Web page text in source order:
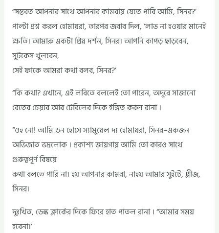
“সম্ভবত আপনার সাথে আপনার কামরায় যেতে পারি আমি, সিনর?’
পাল্টা প্রশ্ন করল হোমায়রা, তারপর জবাব দিল, ‘লাভ না হওয়ার মানেই
ক্ষতি। আমারু একটা প্রিয় দর্শন, সিনর। আপনি কাপড় ছাড়বেন,
সুটকেস খুলবেন,
সেই ফাকে আমরা কথা বলব, সিনর?’
“কি কথা? এখানে, এই লবিতে বললেই তো পারেন, অদূরে সাজানো
বেতের চেয়ার আর টেবিলের দিকে ইঙ্গিত করল রানা ।
“ওহ নো! আমি ডন হোসে স্যামুয়েল দ্য হোমায়রা, সিনর–একজন
অভিজাত ভদ্রলোক । প্রকাশ্য জায়গায় আমি তো কারও সাথে
গুরুত্বপূর্ণ বিষয়ে
কথা বলতে পারি না। হয় আপনার কামরা, নাহয় আমার সুইটে, প্লীজ,
সিনর।
দুঃখিত, ডেস্ক ক্লার্কের দিকে ফিরে হাত পাতল রানা । “আমার সময়
হবেনা।’